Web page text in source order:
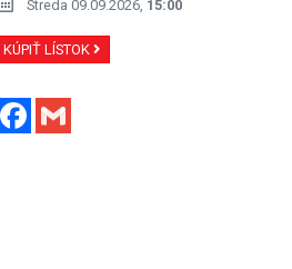
Streda 09.09.2026, 15:00
KÚPIŤ LÍSTOK
Facebook